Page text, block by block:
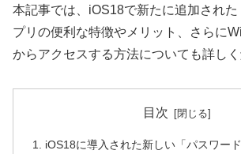
本記事では、iOS18で新たに追加され
プリの便利な特徴やメリット、さらに
からアクセスする方法についても詳しく
目次
iOS18に導入された新しい「パスワー